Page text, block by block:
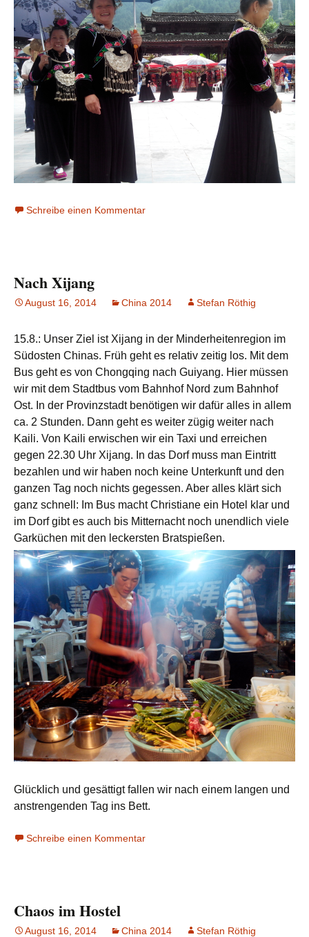
Schreibe einen Kommentar
Nach Xijang
August 16, 2014 China 2014 Stefan Röthig
15.8.: Unser Ziel ist Xijang in der Minderheitenregion im
Südosten Chinas. Früh geht es relativ zeitig los. Mit dem
Bus geht es von Chongqing nach Guiyang. Hier müssen
wir mit dem Stadtbus vom Bahnhof Nord zum Bahnhof
Ost. In der Provinzstadt benötigen wir dafür alles in allem
ca. 2 Stunden. Dann geht es weiter zügig weiter nach
Kaili. Von Kaili erwischen wir ein Taxi und erreichen
gegen 22.30 Uhr Xijang. In das Dorf muss man Eintritt
bezahlen und wir haben noch keine Unterkunft und den
ganzen Tag noch nichts gegessen. Aber alles klärt sich
ganz schnell: Im Bus macht Christiane ein Hotel klar und
im Dorf gibt es auch bis Mitternacht noch unendlich viele
Garküchen mit den leckersten Bratspießen.
Glücklich und gesättigt fallen wir nach einem langen und
anstrengenden Tag ins Bett.
Schreibe einen Kommentar
Chaos im Hostel
August 16, 2014 China 2014 Stefan Röthig